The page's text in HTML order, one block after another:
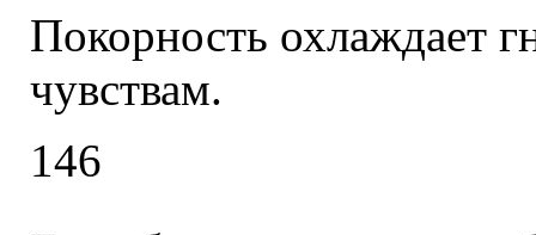
Покорность охлаждает
чувствам.
146